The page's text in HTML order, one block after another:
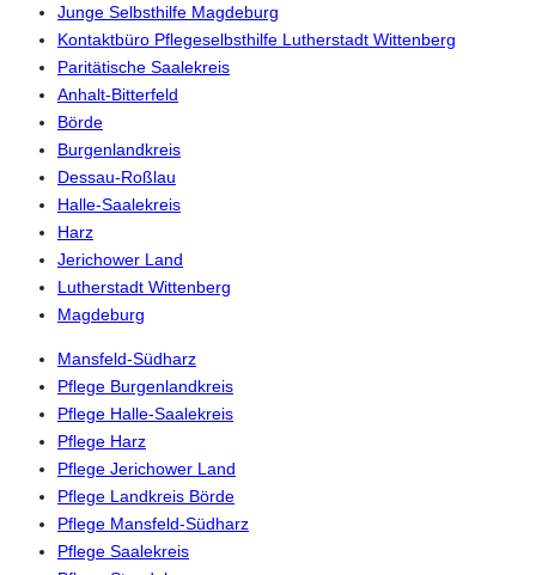
Junge Selbsthilfe Magdeburg
Kontaktbüro Pflegeselbsthilfe Lutherstadt Wittenberg
Paritätische Saalekreis
Anhalt-Bitterfeld
Börde
Burgenlandkreis
Dessau-Roßlau
Halle-Saalekreis
Harz
Jerichower Land
Lutherstadt Wittenberg
Magdeburg
Mansfeld-Südharz
Pflege Burgenlandkreis
Pflege Halle-Saalekreis
Pflege Harz
Pflege Jerichower Land
Pflege Landkreis Börde
Pflege Mansfeld-Südharz
Pflege Saalekreis